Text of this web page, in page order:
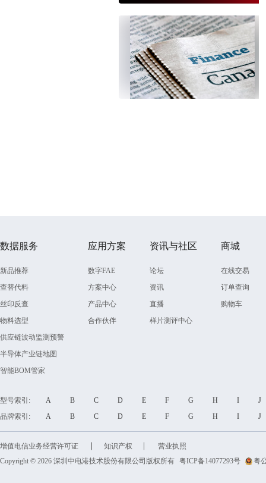
数据服务
新品推荐
查替代料
丝印反查
物料选型
供应链波动监测预警
半导体产业链地图
智能BOM管家
应用方案
数字FAE
方案中心
产品中心
合作伙伴
资讯与社区
论坛
资讯
直播
样片测评中心
商城
在线交易
订单查询
购物车
型号索引: A B C D E F G H I
品牌索引:
A B C D E F G H I
增值电信业务经营许可证 知识产权
营业执照
Copyright © 2026 深圳中电港技术股份有限公司版权所有 粤ICP备14077293号 粤